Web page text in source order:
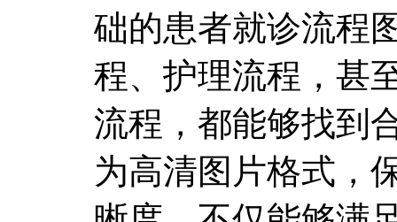
础的患者就诊流程
程、护理流程，甚
流程，都能够找到
为高清图片格式，